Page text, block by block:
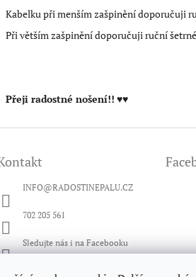
Kabelku při menším zašpinění doporučuji
Při větším zašpinění doporučuji ruční
Přeji radostné nošení!! ♥♥
INFO@RADOSTINEPALU.CZ
702 205 561
Sledujte nás i na Facebooku